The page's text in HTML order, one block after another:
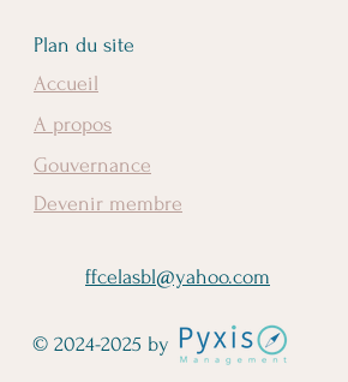
Plan du site
Accueil
A propos
Gouvernance
Devenir membre
ffcelasbl@yahoo.com
© 2024-2025 by